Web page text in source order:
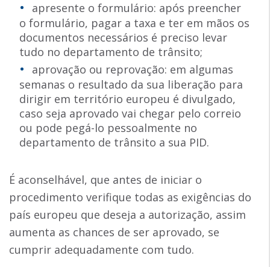
apresente o formulário: após preencher
o formulário, pagar a taxa e ter em mãos os
documentos necessários é preciso levar
tudo no departamento de trânsito;
aprovação ou reprovação: em algumas
semanas o resultado da sua liberação para
dirigir em território europeu é divulgado,
caso seja aprovado vai chegar pelo correio
ou pode pegá-lo pessoalmente no
departamento de trânsito a sua PID.
É aconselhável, que antes de iniciar o
procedimento verifique todas as exigências do
país europeu que deseja a autorização, assim
aumenta as chances de ser aprovado, se
cumprir adequadamente com tudo.